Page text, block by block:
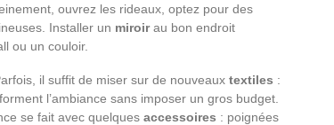
ouvrez les rideaux, optez pour des
Installer un miroirau bon endroit
ou un couloir.
il suffit de miser sur de nouveaux textiles :
l’ambiance sans imposer un gros budget.
se fait avec quelques accessoires : poignées